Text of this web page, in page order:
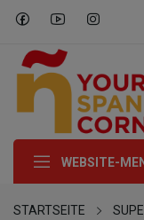
WEBSITE-
STARTSEITE